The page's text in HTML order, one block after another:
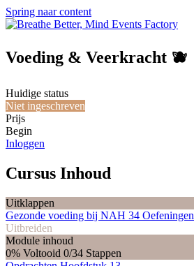
Spring naar content
Voeding & Veerkracht 🫐
Huidige status
Niet ingeschreven
Prijs
Begin
Inloggen
Cursus Inhoud
Uitklappen
Gezonde voeding bij NAH 34 Oefeningen
Uitbreiden
Module inhoud
0% Voltooid 0/34 Stappen